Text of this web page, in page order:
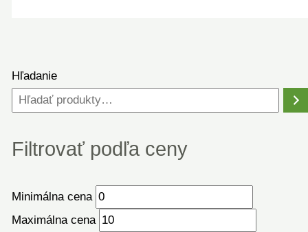
Hľadanie
Filtrovať podľa ceny
Minimálna cena
Maximálna cena